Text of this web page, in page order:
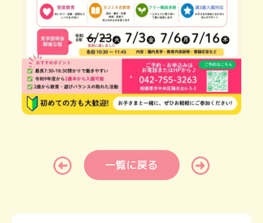
一覧に戻る